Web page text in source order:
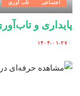
اجتماعی تاب آوری
پایداری و
Posted
۱۴۰۴-۰۱-۲۷